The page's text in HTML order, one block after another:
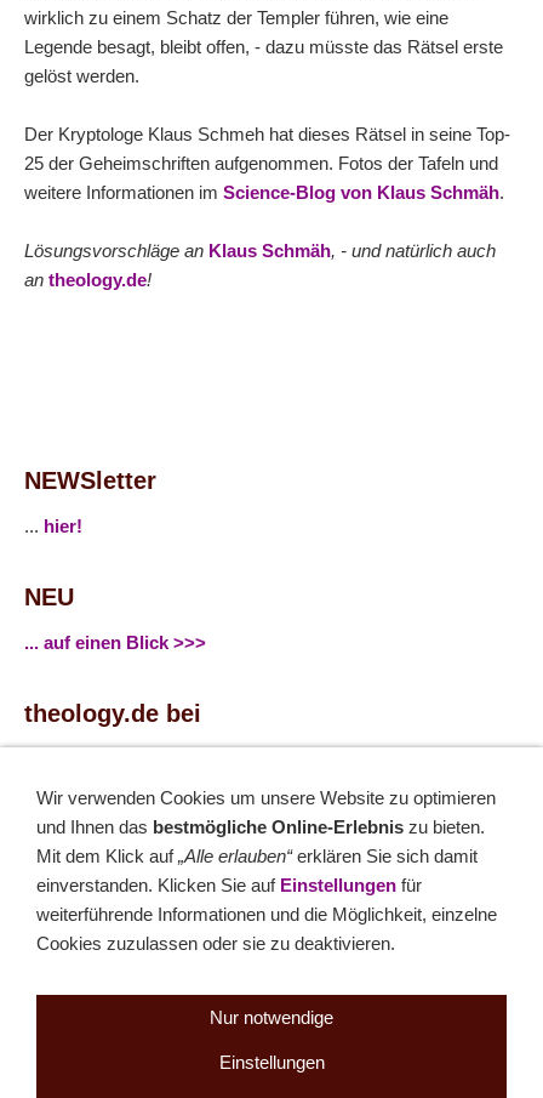
wirklich zu einem Schatz der Templer führen, wie eine
Legende besagt, bleibt offen, - dazu müsste das Rätsel erste
gelöst werden.
Der Kryptologe Klaus Schmeh hat dieses Rätsel in seine Top-
25 der Geheimschriften aufgenommen. Fotos der Tafeln und
weitere Informationen im Science-Blog von Klaus Schmäh.
Lösungsvorschläge an Klaus Schmäh, - und natürlich auch
an theology.de!
NEWSletter
... hier!
NEU
... auf einen Blick >>>
theology.de bei
... Twitter
Monatsrätsel
Rätseln & Gewinnen!
Wir verwenden Cookies um unsere Website zu optimieren
und Ihnen das bestmögliche Online-Erlebnis zu bieten.
Mit dem Klick auf„Alle erlauben“erklären Sie sich damit
einverstanden. Klicken Sie auf Einstellungen für
weiterführende Informationen und die Möglichkeit, einzelne
Cookies zuzulassen oder sie zu deaktivieren.
Nur notwendige
Einstellungen